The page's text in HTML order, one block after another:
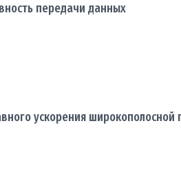
передачи данных
ускорения широкополосной